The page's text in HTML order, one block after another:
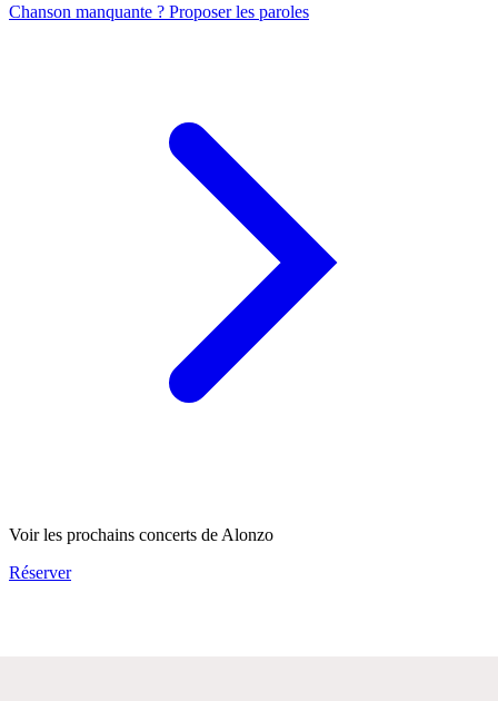
Chanson manquante ? Proposer les paroles
Voir les prochains concerts de Alonzo
Réserver